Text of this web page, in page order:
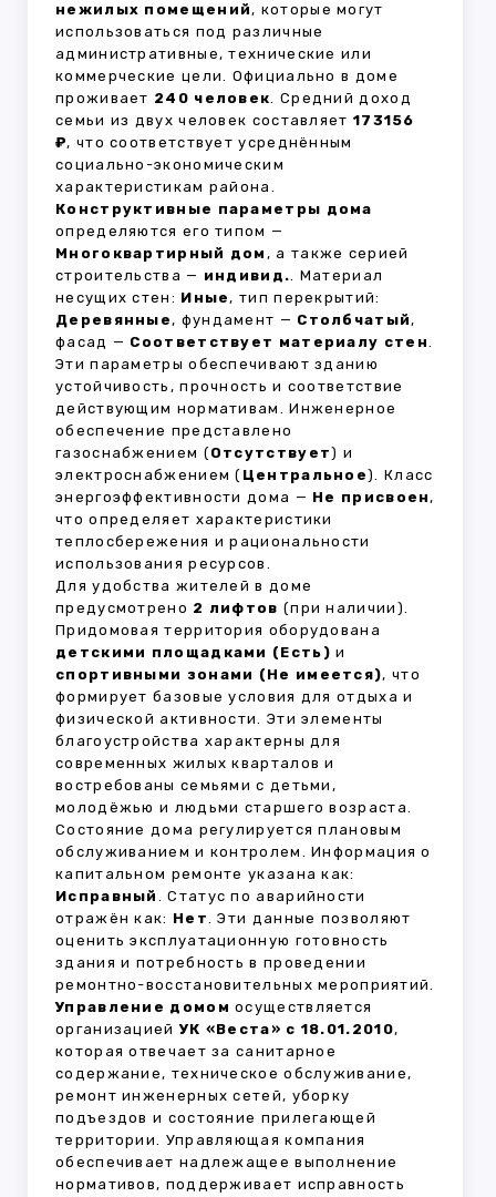
нежилых помещений, которые могут
использоваться под различные
административные, технические или
коммерческие цели. Официально в доме
проживает 240 человек. Средний доход
семьи из двух человек составляет 173156
₽, что соответствует усреднённым
социально-экономическим
характеристикам района.
Конструктивные параметры дома
определяются его типом —
Многоквартирный дом , а также серией
строительства — индивид.. Материал
несущих стен: Иные, тип перекрытий:
Деревянные, фундамент — Столбчатый,
фасад — Соответствует материалу стен.
Эти параметры обеспечивают зданию
устойчивость, прочность и соответствие
действующим нормативам. Инженерное
обеспечение представлено
газоснабжением (Отсутствует) и
электроснабжением ( Центральное). Класс
энергоэффективности дома — Не присвоен,
что определяет характеристики
теплосбережения и рациональности
использования ресурсов.
Для удобства жителей в доме
предусмотрено 2 лифтов (при наличии).
Придомовая территория оборудована
детскими площадками (Есть) и
спортивными зонами (Не имеется), что
формирует базовые условия для отдыха и
физической активности. Эти элементы
благоустройства характерны для
современных жилых кварталов и
востребованы семьями с детьми,
молодёжью и людьми старшего возраста.
Состояние дома регулируется плановым
обслуживанием и контролем. Информация о
капитальном ремонте указана как:
Исправный . Статус по аварийности
отражён как: Нет. Эти данные позволяют
оценить эксплуатационную готовность
здания и потребность в проведении
ремонтно-восстановительных мероприятий.
Управление домом осуществляется
организациейУК «Веста» с 18.01.2010,
которая отвечает за санитарное
содержание, техническое обслуживание,
ремонт инженерных сетей, уборку
подъездов и состояние прилегающей
территории. Управляющая компания
обеспечивает надлежащее выполнение
нормативов, поддерживает исправность